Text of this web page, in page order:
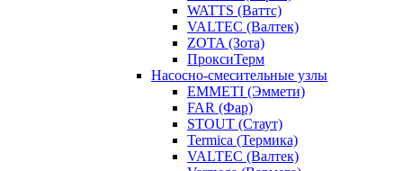
WATTS (Ваттс)
VALTEC (Валтек)
ZOTA (Зота)
ПроксиТерм
Насосно-смесительные узлы
EMMETI (Эммети)
FAR (Фар)
STOUT (Стаут)
Termica (Термика)
VALTEC (Валтек)